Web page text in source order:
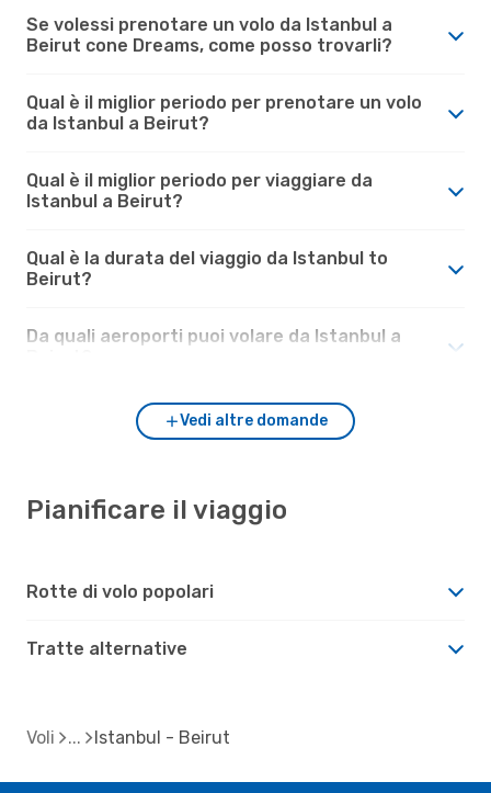
Se volessi prenotare un volo da Istanbul a
Beirut cone Dreams, come posso trovarli?
Qual è il miglior periodo per prenotare un volo
da Istanbul a Beirut?
Qual è il miglior periodo per viaggiare da
Istanbul a Beirut?
Qual è la durata del viaggio da Istanbul to
Beirut?
Da quali aeroporti puoi volare da Istanbul a
Vedi altre domande
Pianificare il viaggio
Rotte di volo popolari
Tratte alternative
Voli Istanbul - Beirut